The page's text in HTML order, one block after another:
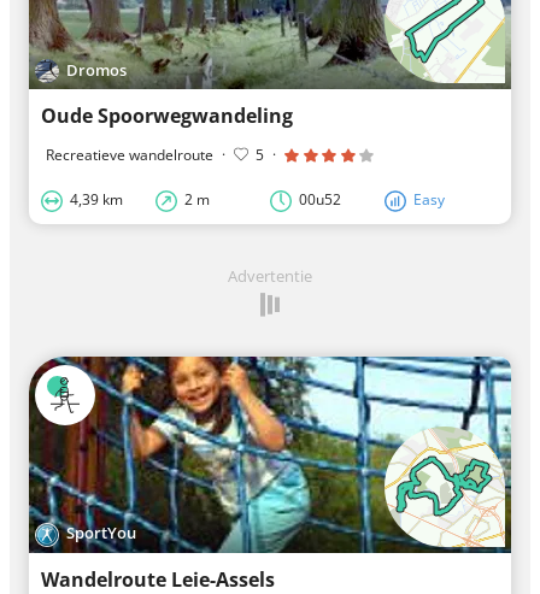
Dromos
Oude Spoorwegwandeling
Recreatieve wandelroute · 5 ·
4,39 km 2 m 00u52 Easy
Advertentie
SportYou
Wandelroute Leie-Assels